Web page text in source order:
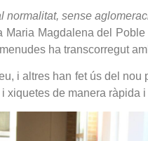
normalitat, sense
Magdalena del
ha transcorregut
i altres han fet ús del
de manera ràpida